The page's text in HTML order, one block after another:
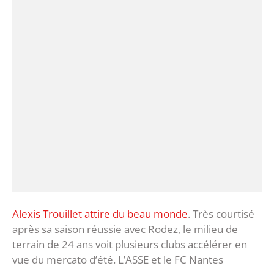
Alexis Trouillet attire du beau monde. Très courtisé
après sa saison réussie avec Rodez, le milieu de
terrain de 24 ans voit plusieurs clubs accélérer en
vue du mercato d’été. L’ASSE et le FC Nantes